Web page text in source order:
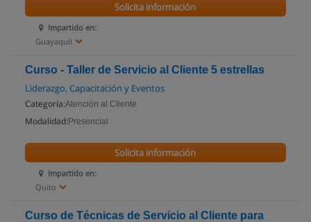
Impartido en:
Guayaquil
Solicita información
Curso - Taller de Servicio al Cliente 5 estrellas
Liderazgo, Capacitación y Eventos
Categoría:Atención al Cliente
Modalidad: Presencial
Impartido en:
Quito
Solicita información
Curso de Técnicas de Servicio al Cliente para